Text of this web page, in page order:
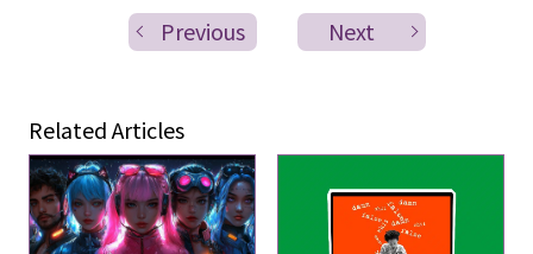
Previous Next
Related Articles